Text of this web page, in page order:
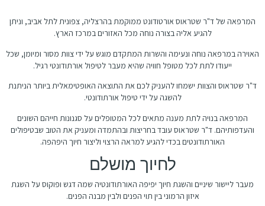
המרפאה של ד"ר שטראוס אורטודונט ממוקמת בהרצליה, צפונית לתל אביב, וניתן
להגיע אליה בצורה נוחה מכל האזורים במרכז הארץ.
האוירה במרפאה נוחה ונעימה והשרות המתקדם מוגש על ידי צוות מסור ומיומן, שכל
ייעודו לתת לכל מטופל חוויה שהיא מעבר לטיפול אורתודונטי רגיל.
ד"ר שטראוס והצוות ישמחו להעניק לכם את התוצאה האופטימאלית ביותר הניתנת
להשגה על ידי טיפול אורתודונטי.
המרפאה בנויה לתת מענה מתאים לכל המטופלים על סגנונות חייהם השונים
והעדפותיהם. ד"ר שטראוס עובד בחריצות ובהתמדה ומעניק את הטוב שבטיפולים
האורתודונטים בכדי להגיע למראה הרצוי וליצור חיוך היפהפה.
לחיוך מושלם
מעבר ליישור שיניים והשגת חיוך יפיפה האורתודונטיה שמה דגש ופוקוס על השגת
איזון הרמוני בין תוי הפנים ולבין מבנה הפנים.